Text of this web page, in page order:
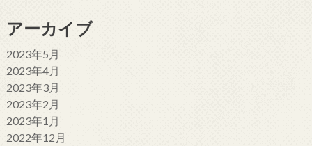
アーカイブ
2023年5月
2023年4月
2023年3月
2023年2月
2023年1月
2022年12月